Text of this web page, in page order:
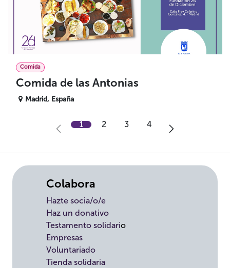
Comida
Comida de las Antonias
Madrid, España
1 2 3 4
Colabora
Hazte socia/o/e
Haz un donativo
Testamento solidario
Empresas
Voluntariado
Tienda solidaria